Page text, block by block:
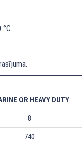
°C
OR HEAVY DUTY
8
740